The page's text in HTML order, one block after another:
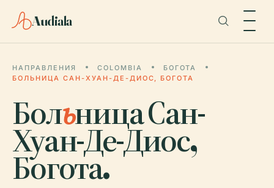
Audiala
НАПРАВЛЕНИЯ COLOMBIA
БОГОТА
БОЛЬНИЦА САН-ХУАН-ДЕ-ДИОС, БОГОТА
Больница Сан-
Хуан-Де-Диос,
Богота.